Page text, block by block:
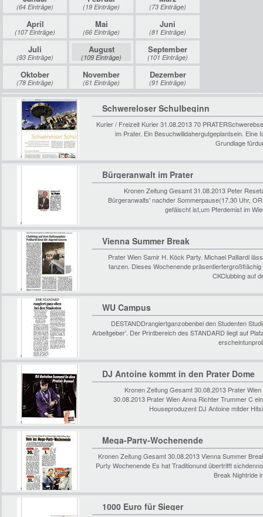
(64 Einträge) (19 Einträge) (73 Einträge)
April
(107 Einträge)
Mai
(66 Einträge)
Juni
(81 Einträge)
Juli
(93 Einträge)
August
(109 Einträge)
September
(101 Einträge)
Oktober
(78 Einträge)
November
(61 Einträge)
Dezember
(91 Einträge)
Schwereloser Schulbeginn
Kurier / Freizeit Kurier 31.08.2013 70
im Prater. Ein Besuchwilldahergutgeplantsein.
Grundlage
Bürgeranwalt im Prater
Kronen Zeitung Gesamt 31.08.2013 Peter
Bürgeranwalts' nachder Sommerpause(17.30 Uhr,
gefälscht ist,um Pferdemist im
Vienna Summer Break
Prater Wien Samir H. Köck Party. Michael Palliardi
tanzen. Dieses Wochenende
CKClubbing auf
WU Campus
DESTANDDrangiertganzobenbei den Studenten
Arbeitgeber'. Der Printbereich des STANDARD liegt auf
DJ Antoine kommt in den Prater Dome
Kronen Zeitung Gesamt 30.08.2013 Prater
30.08.2013 Prater Wien Anna Richter Trummer C
Houseproduzent DJ Antoine mitder
Mega-Party-Wochenende
Kronen Zeitung Gesamt 30.08.2013 Vienna Summer
Purty Wochenende Es hat Traditionund übertrifft
Break Nightride
1000 Euro für Sieger